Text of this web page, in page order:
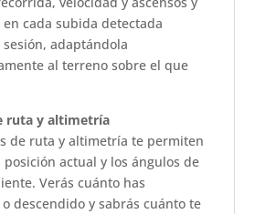
en cada subida detectada
adaptándola
al terreno sobre el que
ruta y altimetría
de ruta y altimetría te permiten
posición actual y los ángulos de
Verás cuánto has
descendido y sabrás cuánto te